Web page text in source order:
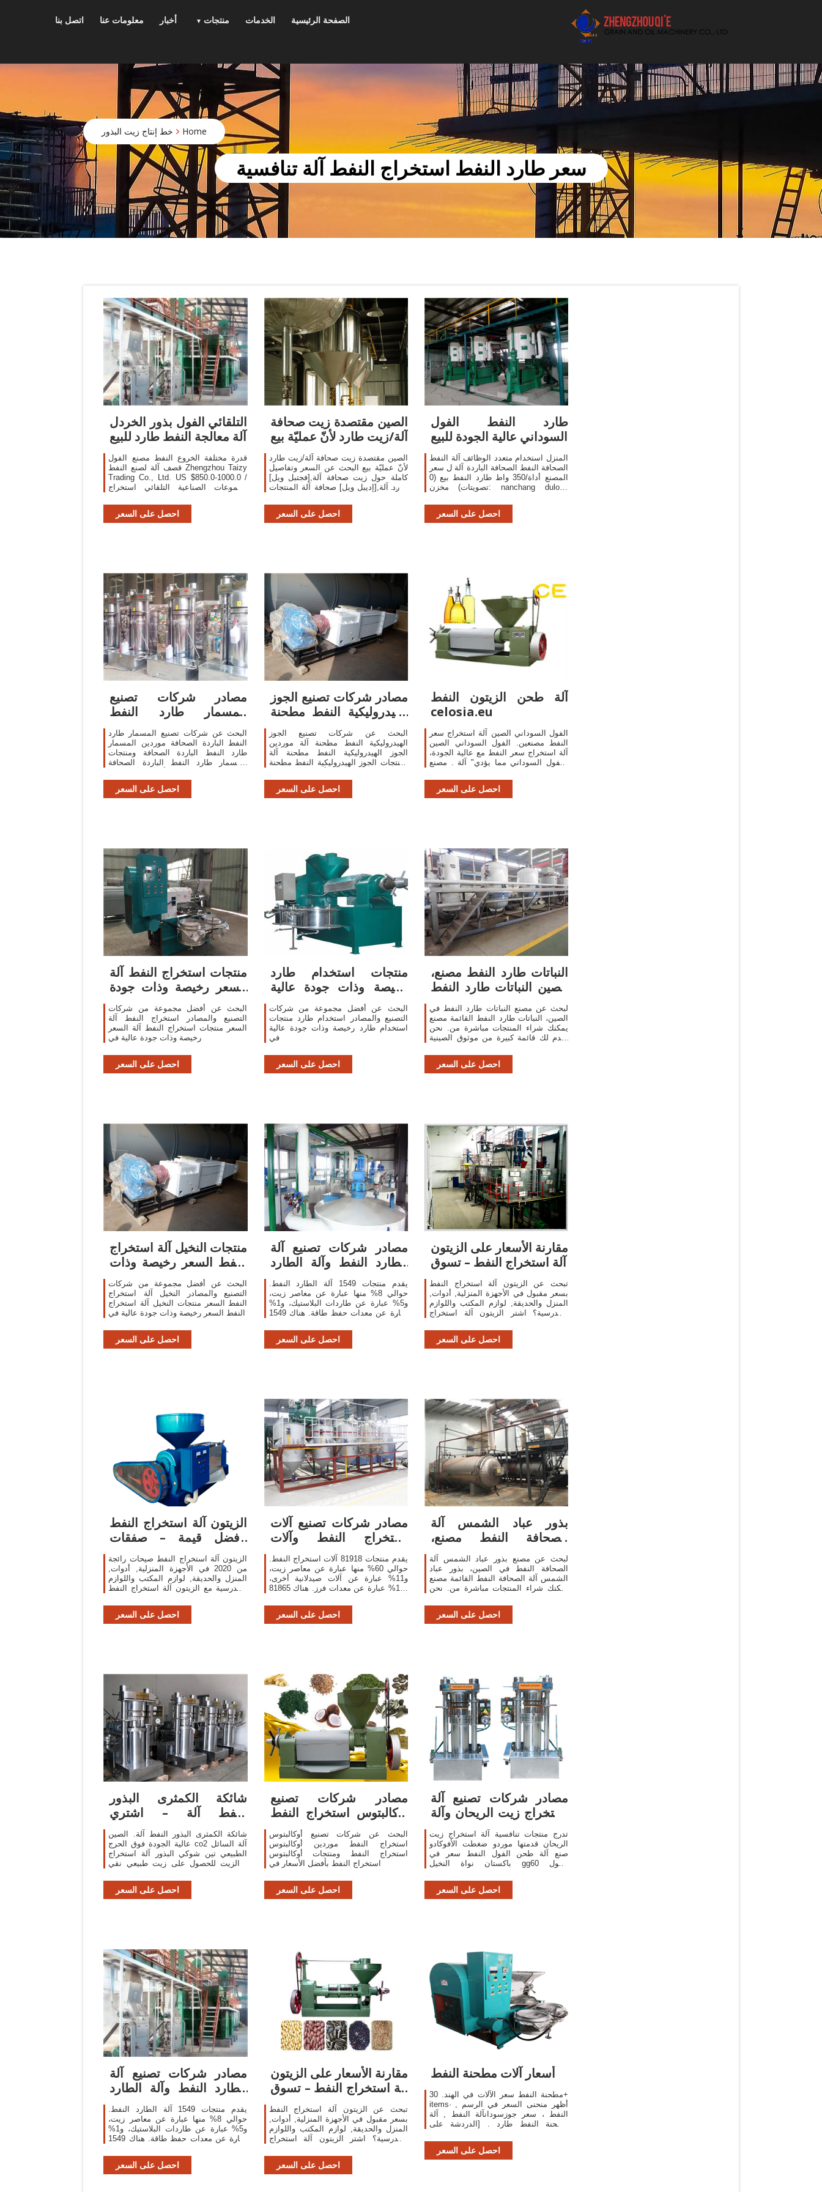
أفضل بيع آلة الزيوت النباتية الموردون
الصفحة الرئيسية الخدمات منتجات أخبار معلومات عنا اتصل بنا
Home خط إنتاج زيت البذور
سعر طارد النفط استخراج النفط آلة تنافسية
التلقائي الفول بذور الخردل
آلة معالجة النفط طارد للبيع
قدرة مختلفة الخروع النفط مصنع الفول
قصف آلة لصنع النفط Zhengzhou Taizy
Trading Co., Ltd. US $850.0-1000.0 /
مجموعات الصناعية التلقائي استخراج
الخردل الصحافة آلة
احصل على السعر
الصين مقتصدة زيت صحافة
آلة/زيت طارد لأنّ عمليّة بيع
الصين مقتصدة زيت صحافة آلة/زيت طارد
لأنّ عمليّة بيع البحث عن السعر وتفاصيل
كاملة حول زيت صحافة آلة,[فجتبل ويل]
طارد آلة,[إديبل ويل] صحافة آلة المنتجات
Huipin Machinery Co., Ltd..
احصل على السعر
طارد النفط الفول
السوداني عالية الجودة للبيع
المنزل استخدام متعدد الوظائف آلة النفط
الصحافة النفط الصحافة الباردة آلة ل سعر
المصنع أداة/350 واط طارد النفط بيع (0
تصويتات) مخزن: nanchang dulong
جديدة على أوامر
احصل على السعر
مصادر شركات تصنيع
المسمار طارد النفط
الباردة الصحافة
البحث عن شركات تصنيع المسمار طارد
النفط الباردة الصحافة موردين المسمار
طارد النفط الباردة الصحافة ومنتجات
المسمار طارد النفط الباردة الصحافة
احصل على السعر
مصادر شركات تصنيع الجوز
الهيدروليكية النفط مطحنة
آلة
البحث عن شركات تصنيع الجوز
الهيدروليكية النفط مطحنة آلة موردين
الجوز الهيدروليكية النفط مطحنة آلة
ومنتجات الجوز الهيدروليكية النفط مطحنة
احصل على السعر
آلة طحن الزيتون النفط
celosia.eu
الفول السوداني الصين آلة استخراج سعر
النفط مصنعين. الفول السوداني الصين
آلة استخراج سعر النفط مع عالية الجودة،
"الفول السوداني مما يؤدي" آلة . مصنع
السعر سعر
احصل على السعر
منتجات استخراج النفط آلة
السعر رخيصة وذات جودة
عالية
البحث عن أفضل مجموعة من شركات
التصنيع والمصادر استخراج النفط آلة
السعر منتجات استخراج النفط آلة السعر
رخيصة وذات جودة عالية في
احصل على السعر
منتجات استخدام طارد
رخيصة وذات جودة عالية
استخدام طارد
البحث عن أفضل مجموعة من شركات
التصنيع والمصادر استخدام طارد منتجات
استخدام طارد رخيصة وذات جودة عالية
في
احصل على السعر
النباتات طارد النفط مصنع،
الصين النباتات طارد النفط
مصنع
لبحث عن مصنع النباتات طارد النفط في
الصين، النباتات طارد النفط القائمة مصنع
يمكنك شراء المنتجات مباشرة من. نحن
نقدم لك قائمة كبيرة من موثوق الصينية
المصنعة والموردين والمصدرين
احصل على السعر
منتجات النخيل آلة استخراج
النفط السعر رخيصة وذات
جودة
البحث عن أفضل مجموعة من شركات
التصنيع والمصادر النخيل آلة استخراج
النفط السعر منتجات النخيل آلة استخراج
النفط السعر رخيصة وذات جودة عالية في
احصل على السعر
مصادر شركات تصنيع آلة
الطارد النفط وآلة الطارد
النفط في
يقدم منتجات 1549 آلة الطارد النفط.
حوالي 8% منها عبارة عن معاصر زيت،
و5% عبارة عن طاردات البلاستيك، و1%
عبارة عن معدات حفظ طاقة. هناك 1549
احصل على السعر
مقارنة الأسعار على الزيتون
آلة استخراج النفط – تسوق
تبحث عن الزيتون آلة استخراج النفط
بسعر مقبول في الأجهزة المنزلية, أدوات,
المنزل والحديقة, لوازم المكتب واللوازم
المدرسية؟ اشتر الزيتون آلة استخراج
التخفيضات على الزيتون آلة استخراج
احصل على السعر
الزيتون آلة استخراج النفط
بأفضل قيمة – صفقات
رائعة على
الزيتون آلة استخراج النفط صيحات رائجة
من 2020 في الأجهزة المنزلية, أدوات,
المنزل والحديقة, لوازم المكتب واللوازم
المدرسية مع الزيتون آلة استخراج النفط
احصل على السعر
مصادر شركات تصنيع آلات
استخراج النفط وآلات
استخراج النفط
يقدم منتجات 81918 آلات استخراج النفط.
حوالي 60% منها عبارة عن معاصر زيت،
و11% عبارة عن آلات صيدلانية أخرى،
و11% عبارة عن معدات فرز. هناك 81865
آسيا.
احصل على السعر
بذور عباد الشمس آلة
الصحافة النفط مصنع،
الصين بذور عباد
لبحث عن مصنع بذور عباد الشمس آلة
الصحافة النفط في الصين، بذور عباد
الشمس آلة الصحافة النفط القائمة مصنع
يمكنك شراء المنتجات مباشرة من. نحن
بذور عباد الشمس آلة الصحافة النفط
المصانع
احصل على السعر
شائكة الكمثرى البذور
النفط آلة – اشتري
بالرخيص شائكة
شائكة الكمثرى البذور النفط آلة. الصين
عالية الجودة فوق الحرج co2 آلة السائل
الطبيعي تين شوكي البذور آلة استخراج
الزيت للحصول على زيت طبيعي نقي .
100,000.00
احصل على السعر
مصادر شركات تصنيع
أوكالبتوس استخراج النفط
وأوكالبتوس
البحث عن شركات تصنيع أوكالبتوس
استخراج النفط موردين أوكالبتوس
استخراج النفط ومنتجات أوكالبتوس
استخراج النفط بأفضل الأسعار في
احصل على السعر
مصادر شركات تصنيع آلة
استخراج زيت الريحان وآلة
استخراج زيت
تدرج منتجات تنافسية آلة استخراج زيت
الريحان قدمتها موردو ضغطت الأفوكادو
صنع آلة طحن الفول النفط سعر في
باكستان نواة النخيل gg60 الفول
استخراج
احصل على السعر
مصادر شركات تصنيع آلة
الطارد النفط وآلة الطارد
النفط في ...
يقدم منتجات 1549 آلة الطارد النفط.
حوالي 8% منها عبارة عن معاصر زيت،
و5% عبارة عن طاردات البلاستيك، و1%
عبارة عن معدات حفظ طاقة. هناك 1549
احصل على السعر
مقارنة الأسعار على الزيتون
آلة استخراج النفط – تسوق
...
تبحث عن الزيتون آلة استخراج النفط
بسعر مقبول في الأجهزة المنزلية, أدوات,
المنزل والحديقة, لوازم المكتب واللوازم
المدرسية؟ اشتر الزيتون آلة استخراج
احصل على السعر
أسعار آلات مطحنة النفط
مطحنة النفط سعر الآلات في الهند. 30+
items· أظهر منحنى السعر في الرسم ,
النفط ، سعر جوزسودانآلة النفط , آلة
مطحنة النفط طارد . [الدردشة على
الكرة مطحنة
احصل على السعر